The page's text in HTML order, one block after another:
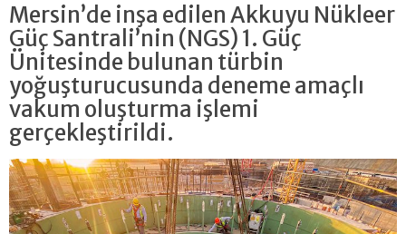
Mersin’de inşa edilen Akkuyu Nükleer
Güç Santrali’nin (NGS) 1. Güç
Ünitesinde bulunan türbin
yoğuşturucusunda deneme amaçlı
vakum oluşturma işlemi
gerçekleştirildi.